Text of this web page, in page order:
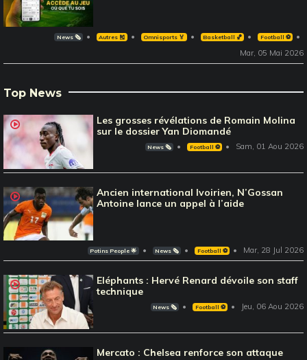
News 🗞️ Autres 🎽 Omnisports 🏅 Basketball 🏀 Football ⚽️
Mar, 05 Mai 2026
Top News
Les grosses révélations de Romain Molina
sur le dossier Yan Diomandé
News 🗞️ Football ⚽️ Sam, 01 Aou 2026
Ancien international Ivoirien, N’Gossan
Antoine lance un appel à l’aide
Potins People 🌟 News 🗞️ Football ⚽️ Mar, 28 Jul 2026
Eléphants : Hervé Renard dévoile son staff
technique
News 🗞️ Football ⚽️ Jeu, 06 Aou 2026
Mercato : Chelsea renforce son attaque